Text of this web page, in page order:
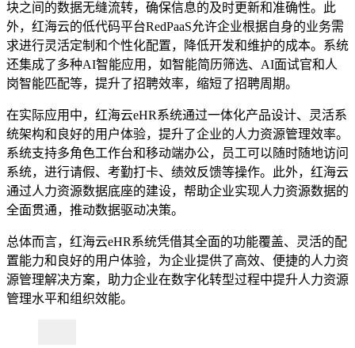
块之间的数据无缝流转，确保信息的及时更新和准确性。此
外，红海云的低代码平台RedPaaS允许企业根据自身的业务需
求进行灵活定制和个性化配置，降低开发和维护的成本。系统
还集成了多种AI智能应用，如智能简历筛选、AI面试官和人
岗智能匹配等，提升了招聘效率，缩短了招聘周期。
在实际应用中，红海云eHR系统通过一体化产品设计、灵活系
统架构和良好的用户体验，提升了企业的人力资源管理效率。
系统支持多角色工作台和移动端办公，员工可以随时随地访问
系统，进行请假、考勤打卡、绩效反馈等操作。此外，红海云
通过人力资源数据底座的建设，帮助企业实现人力资源数据的
全面贯通，推动数据驱动决策。
总体而言，红海云eHR系统凭借其全面的功能覆盖、灵活的配
置能力和良好的用户体验，为企业提供了高效、便捷的人力资
源管理解决方案，助力企业在数字化转型过程中提升人力资源
管理水平和组织效能。